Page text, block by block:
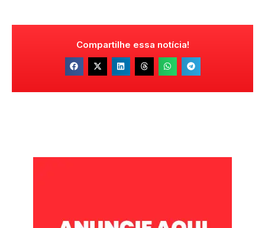
Compartilhe essa notícia!